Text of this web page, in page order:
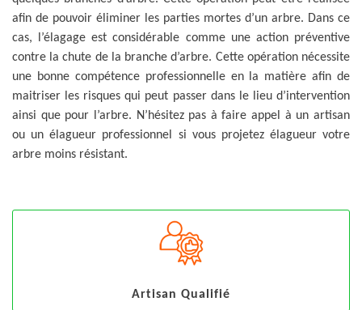
afin de pouvoir éliminer les parties mortes d’un arbre. Dans ce
cas, l’élagage est considérable comme une action préventive
contre la chute de la branche d’arbre. Cette opération nécessite
une bonne compétence professionnelle en la matière afin de
maitriser les risques qui peut passer dans le lieu d’intervention
ainsi que pour l’arbre. N’hésitez pas à faire appel à un artisan
ou un élagueur professionnel si vous projetez élagueur votre
arbre moins résistant.
Artisan Qualifié